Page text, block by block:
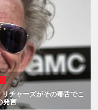
チャーズがその毒舌でこ
発言